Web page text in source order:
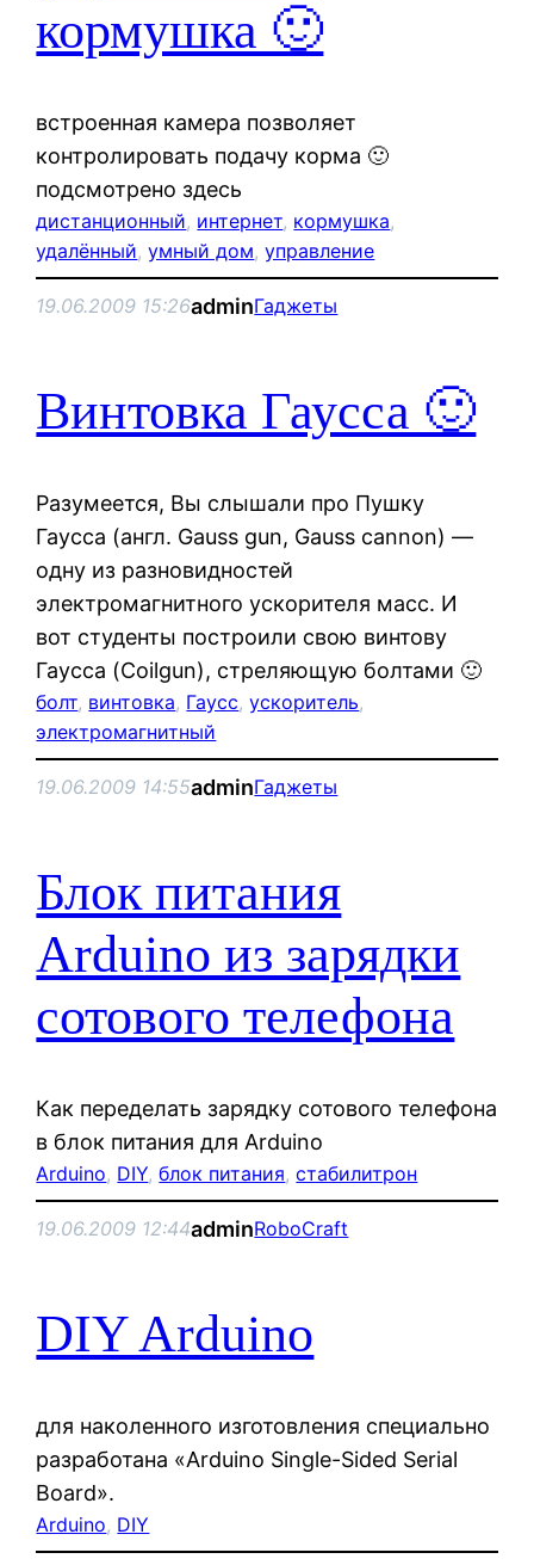
кормушка 🙂
встроенная камера позволяет
контролировать подачу корма 🙂
подсмотрено здесь
дистанционный, интернет, кормушка
удалённый, умный дом, управление
19.06.2009 15:26adminГаджеты
Винтовка Гаусса 🙂
Разумеется, Вы слышали про Пушку
Гаусса (англ. Gauss gun, Gauss cannon) —
одну из разновидностей
электромагнитного ускорителя масс. И
вот студенты построили свою винтову
Гаусса (Coilgun), стреляющую болтами 🙂
болт, винтовка, Гаусс, ускоритель
электромагнитный
19.06.2009 14:55adminГаджеты
Блок питания
Arduino из зарядки
сотового телефона
Как переделать зарядку сотового телефона
в блок питания для Arduino
Arduino, DIY, блок питания, стабилитрон
19.06.2009 12:44adminRoboCraft
DIY Arduino
для наколенного изготовления специально
разработана «Arduino Single-Sided Serial
Board».
Arduino, DIY